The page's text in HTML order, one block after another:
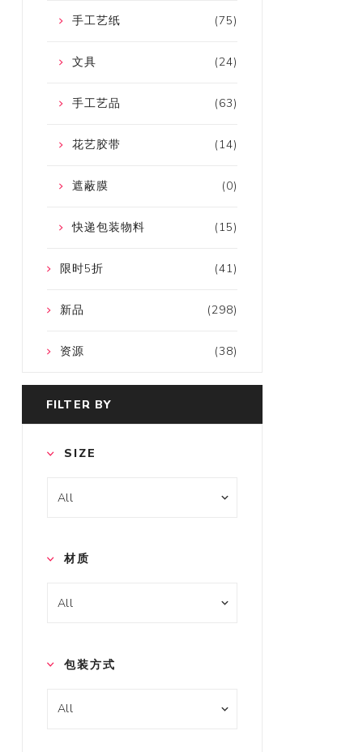
(75)
手工艺纸
(24)
文具
(63)
手工艺品
(14)
花艺胶带
(0)
遮蔽膜
(15)
快递包装物料
(41)
限时5折
(298)
新品
(38)
资源
FILTER BY
SIZE
材质
包装方式